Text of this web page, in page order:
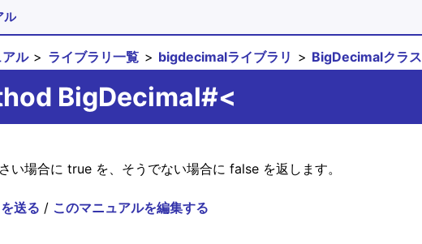
ル
ル ライブラリ一覧 bigdecimalライブラリ BigDecimalクラス
BigDecimal#<
い場合に true を、そうでない場合に false を返します。
送る / このマニュアルを編集する